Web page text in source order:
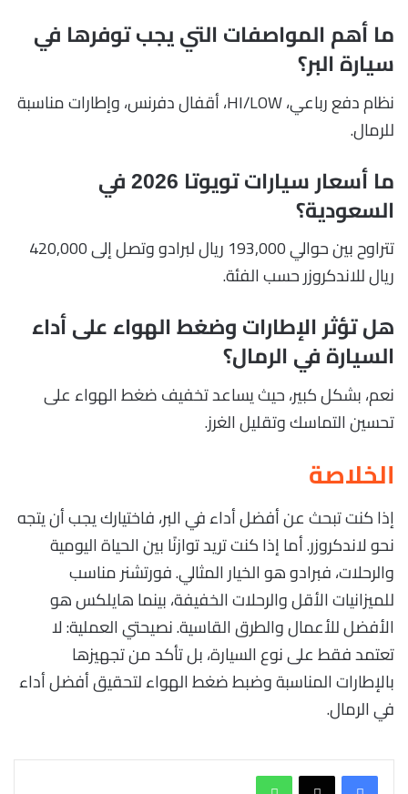
ما أهم المواصفات التي يجب توفرها في
سيارة البر؟
نظام دفع رباعي، HI/LOW، أقفال دفرنس، وإطارات مناسبة
للرمال.
ما أسعار سيارات تويوتا 2026 في
السعودية؟
تتراوح بين حوالي 193,000 ريال لبرادو وتصل إلى 420,000
ريال للاندكروزر حسب الفئة.
هل تؤثر الإطارات وضغط الهواء على أداء
السيارة في الرمال؟
نعم، بشكل كبير، حيث يساعد تخفيف ضغط الهواء على
تحسين التماسك وتقليل الغرز.
الخلاصة
إذا كنت تبحث عن أفضل أداء في البر، فاختيارك يجب أن يتجه
نحو لاندكروزر. أما إذا كنت تريد توازنًا بين الحياة اليومية
والرحلات، فبرادو هو الخيار المثالي. فورتشنر مناسب
للميزانيات الأقل والرحلات الخفيفة، بينما هايلكس هو
الأفضل للأعمال والطرق القاسية. نصيحتي العملية: لا
تعتمد فقط على نوع السيارة، بل تأكد من تجهيزها
بالإطارات المناسبة وضبط ضغط الهواء لتحقيق أفضل أداء
في الرمال.